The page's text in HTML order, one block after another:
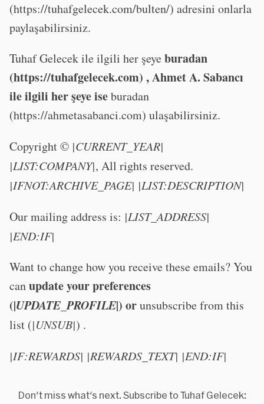
(https://tuhafgelecek.com/bulten/) adresini onlarla
paylaşabilirsiniz.
Tuhaf Gelecek ile ilgili her şeyeburadan
(https://tuhafgelecek.com) , Ahmet A. Sabancı
ile ilgili her şeye iseburadan
(https://ahmetasabanci.com) ulaşabilirsiniz.
Copyright © |CURRENT_YEAR|
|LIST:COMPANY|, All rights reserved.
|IFNOT:ARCHIVE_PAGE| |LIST:DESCRIPTION|
Our mailing address is: |LIST_ADDRESS|
|END:IF|
Want to change how you receive these emails? You
canupdate your preferences
(|UPDATE_PROFILE|) orunsubscribe from this
list (|UNSUB|) .
|IF:REWARDS| |REWARDS_TEXT| |END:IF|
Don't miss what's next. Subscribe to Tuhaf Gelecek: